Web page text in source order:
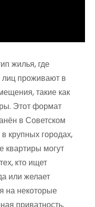
жилья, где
лиц проживают в
такие как
Этот формат
в Советском
крупных городах,
квартиры могут
кто ищет
или желает
на некоторые